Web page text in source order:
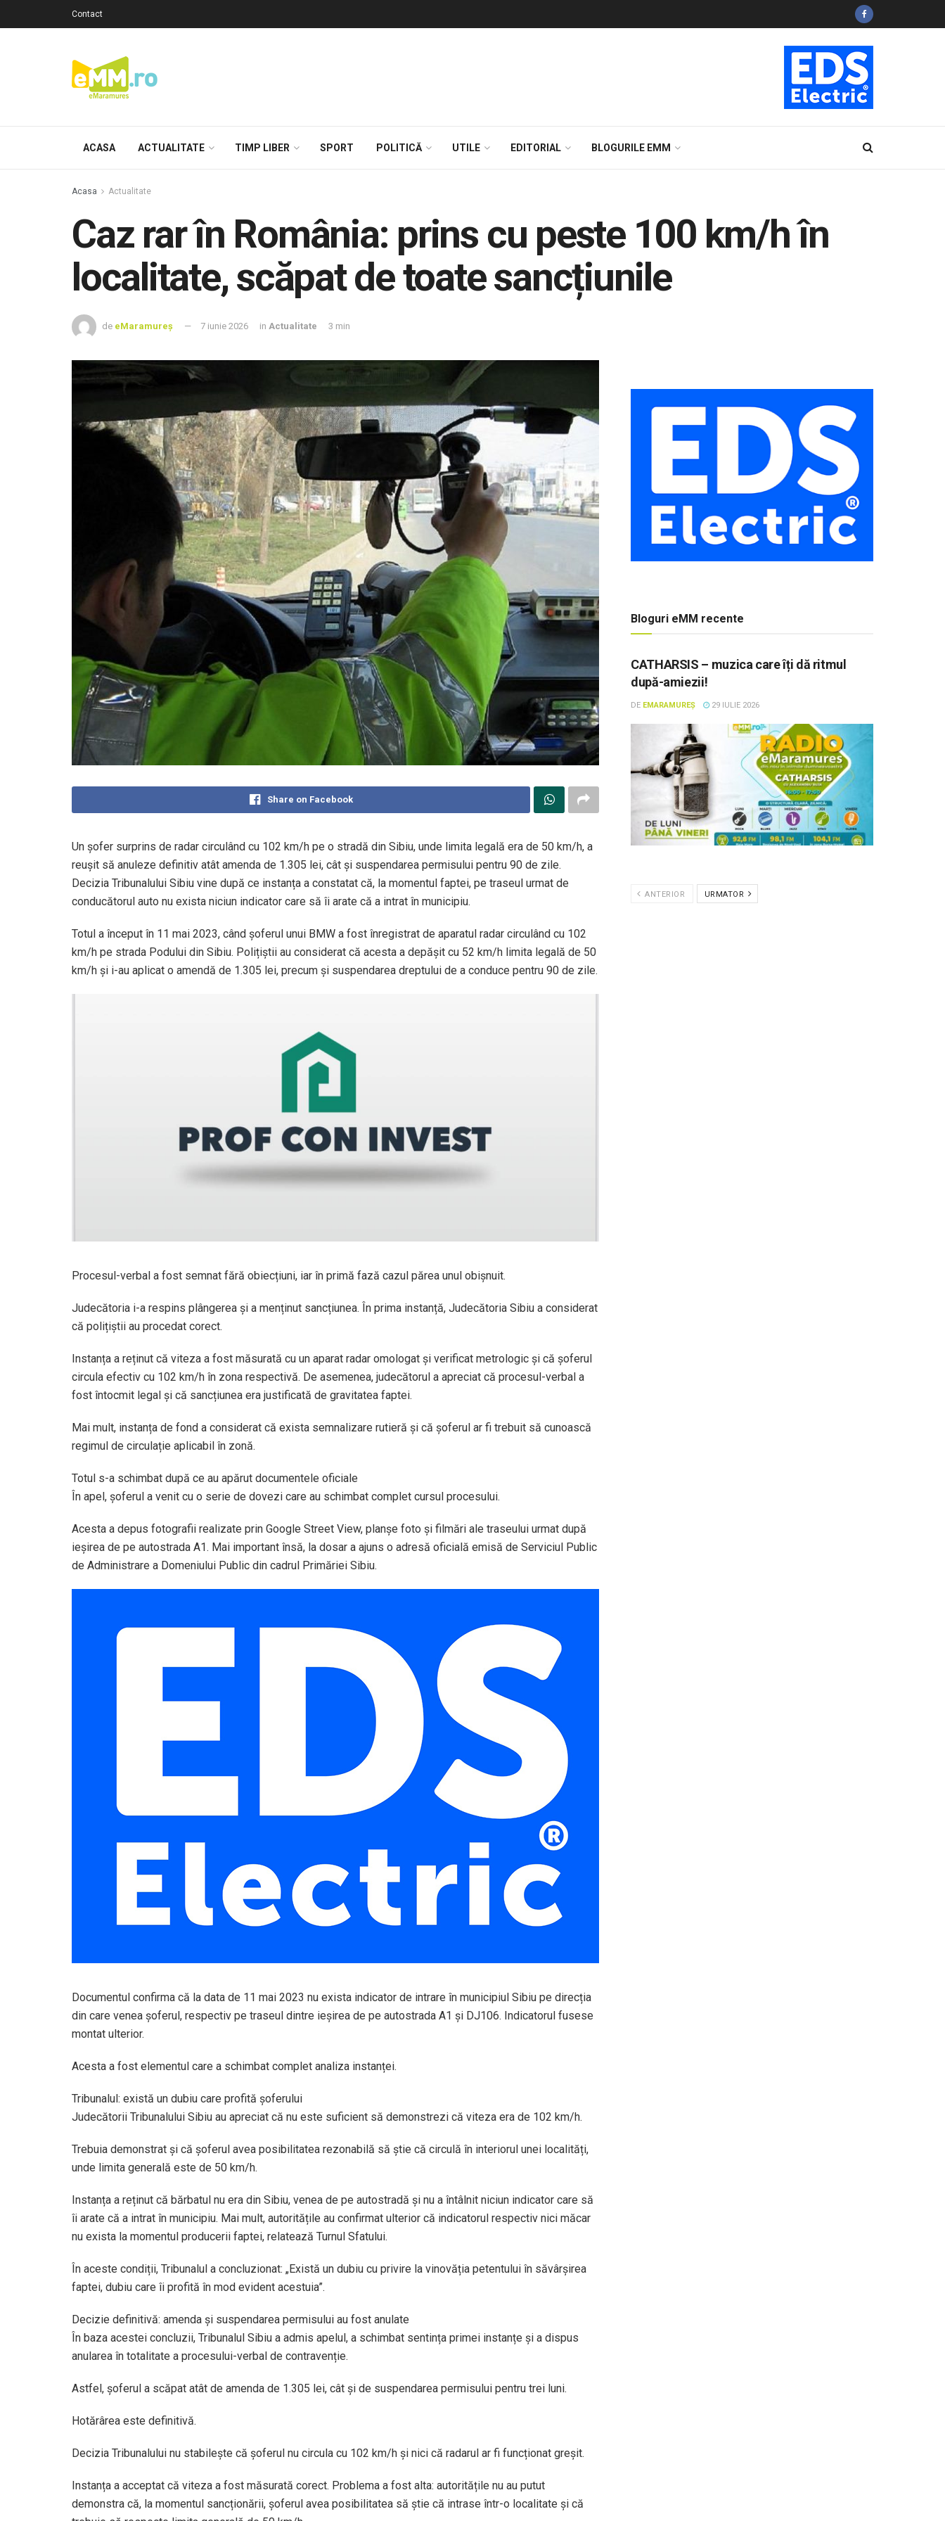
Contact
ACASA ACTUALITATE TIMP LIBER SPORT POLITICĂ UTILE EDITORIAL BLOGURILE EMM
Acasa Actualitate
Caz rar în România: prins cu peste 100 km/h în
localitate, scăpat de toate sancțiunile
de eMaramureș 7 iunie 2026 in Actualitate 3 min
Share on Facebook
Un șofer surprins de radar circulând cu 102 km/h pe o stradă din Sibiu, unde limita legală era de 50 km/h, a
reușit să anuleze definitiv atât amenda de 1.305 lei, cât și suspendarea permisului pentru 90 de zile.
Decizia Tribunalului Sibiu vine după ce instanța a constatat că, la momentul faptei, pe traseul urmat de
conducătorul auto nu exista niciun indicator care să îi arate că a intrat în municipiu.
Totul a început în 11 mai 2023, când șoferul unui BMW a fost înregistrat de aparatul radar circulând cu 102
km/h pe strada Podului din Sibiu. Polițiștii au considerat că acesta a depășit cu 52 km/h limita legală de 50
km/h și i-au aplicat o amendă de 1.305 lei, precum și suspendarea dreptului de a conduce pentru 90 de zile.
Procesul-verbal a fost semnat fără obiecțiuni, iar în primă fază cazul părea unul obișnuit.
Judecătoria i-a respins plângerea și a menținut sancțiunea. În prima instanță, Judecătoria Sibiu a considerat
că polițiștii au procedat corect.
Instanța a reținut că viteza a fost măsurată cu un aparat radar omologat și verificat metrologic și că șoferul
circula efectiv cu 102 km/h în zona respectivă. De asemenea, judecătorul a apreciat că procesul-verbal a
fost întocmit legal și că sancțiunea era justificată de gravitatea faptei.
Mai mult, instanța de fond a considerat că exista semnalizare rutieră și că șoferul ar fi trebuit să cunoască
regimul de circulație aplicabil în zonă.
Totul s-a schimbat după ce au apărut documentele oficiale
În apel, șoferul a venit cu o serie de dovezi care au schimbat complet cursul procesului.
Acesta a depus fotografii realizate prin Google Street View, planșe foto și filmări ale traseului urmat după
ieșirea de pe autostrada A1. Mai important însă, la dosar a ajuns o adresă oficială emisă de Serviciul Public
de Administrare a Domeniului Public din cadrul Primăriei Sibiu.
Documentul confirma că la data de 11 mai 2023 nu exista indicator de intrare în municipiul Sibiu pe direcția
din care venea șoferul, respectiv pe traseul dintre ieșirea de pe autostrada A1 și DJ106. Indicatorul fusese
montat ulterior.
Acesta a fost elementul care a schimbat complet analiza instanței.
Tribunalul: există un dubiu care profită șoferului
Judecătorii Tribunalului Sibiu au apreciat că nu este suficient să demonstrezi că viteza era de 102 km/h.
Trebuia demonstrat și că șoferul avea posibilitatea rezonabilă să știe că circulă în interiorul unei localități,
unde limita generală este de 50 km/h.
Instanța a reținut că bărbatul nu era din Sibiu, venea de pe autostradă și nu a întâlnit niciun indicator care să
îi arate că a intrat în municipiu. Mai mult, autoritățile au confirmat ulterior că indicatorul respectiv nici măcar
nu exista la momentul producerii faptei, relatează Turnul Sfatului.
În aceste condiții, Tribunalul a concluzionat: „Există un dubiu cu privire la vinovăția petentului în săvârșirea
faptei, dubiu care îi profită în mod evident acestuia”.
Decizie definitivă: amenda și suspendarea permisului au fost anulate
În baza acestei concluzii, Tribunalul Sibiu a admis apelul, a schimbat sentința primei instanțe și a dispus
anularea în totalitate a procesului-verbal de contravenție.
Astfel, șoferul a scăpat atât de amenda de 1.305 lei, cât și de suspendarea permisului pentru trei luni.
Hotărârea este definitivă.
Decizia Tribunalului nu stabilește că șoferul nu circula cu 102 km/h și nici că radarul ar fi funcționat greșit.
Instanța a acceptat că viteza a fost măsurată corect. Problema a fost alta: autoritățile nu au putut
demonstra că, la momentul sancționării, șoferul avea posibilitatea să știe că intrase într-o localitate și că
Bloguri eMM recente
CATHARSIS – muzica care îți dă ritmul
după-amiezii!
DE EMARAMUREȘ 29 IULIE 2026
ANTERIOR URMATOR